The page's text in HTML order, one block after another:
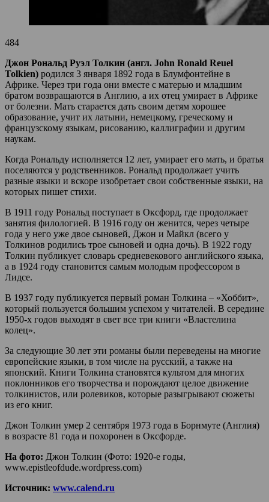
484
Джон Рональд Руэл Толкин (англ. John Ronald Reuel
Tolkien) родился 3 января 1892 года в Блумфонтейне в
Африке. Через три года они вместе с матерью и младшим
братом возвращаются в Англию, а их отец умирает в Африке
от болезни. Мать старается дать своим детям хорошее
образование, учит их латыни, немецкому, греческому и
французскому языкам, рисованию, каллиграфии и другим
наукам.
Когда Рональду исполняется 12 лет, умирает его мать, и братья
поселяются у родственников. Рональд продолжает учить
разные языки и вскоре изобретает свои собственные языки, на
которых пишет стихи.
В 1911 году Рональд поступает в Оксфорд, где продолжает
занятия филологией. В 1916 году он женится, через четыре
года у него уже двое сыновей, Джон и Майкл (всего у
Толкинов родились трое сыновей и одна дочь). В 1922 году
Толкин публикует словарь средневекового английского языка,
а в 1924 году становится самым молодым профессором в
Лидсе.
В 1937 году публикуется первый роман Толкина – «Хоббит»,
который пользуется большим успехом у читателей. В середине
1950-х годов выходят в свет все три книги «Властелина
колец».
За следующие 30 лет эти романы были переведены на многие
европейские языки, в том числе на русский, а также на
японский. Книги Толкина становятся культом для многих
поклонников его творчества и порождают целое движение
толкинистов, или ролевиков, которые разыгрывают сюжеты
из его книг.
Джон Толкин умер 2 сентября 1973 года в Борнмуте (Англия)
в возрасте 81 года и похоронен в Оксфорде.
На фото: Джон Толкин (Фото: 1920-е годы,
www.epistleofdude.wordpress.com)
Источник: www.calend.ru